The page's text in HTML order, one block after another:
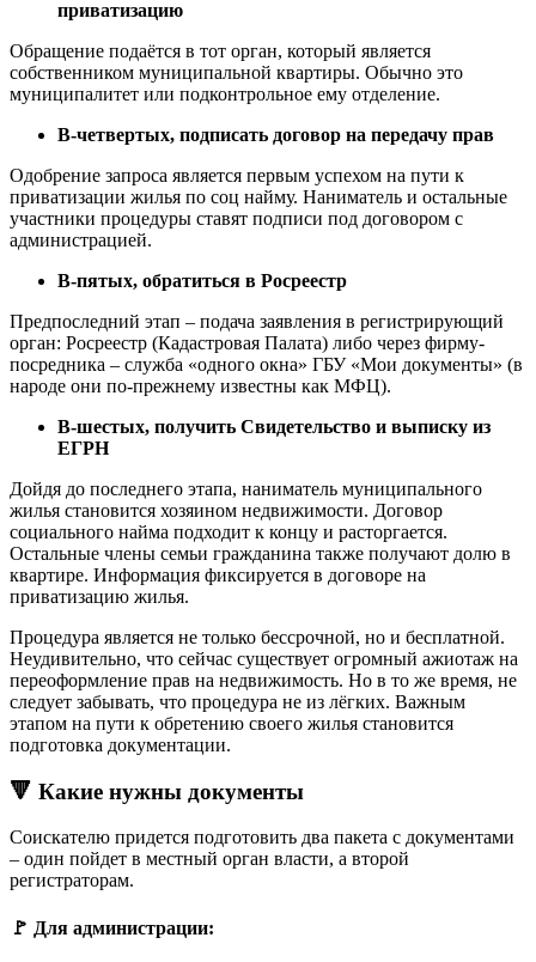
приватизацию
Обращение подаётся в тот орган, который является
собственником муниципальной квартиры. Обычно это
муниципалитет или подконтрольное ему отделение.
В-четвертых, подписать договор на передачу прав
Одобрение запроса является первым успехом на пути к
приватизации жилья по соц найму. Наниматель и остальные
участники процедуры ставят подписи под договором с
администрацией.
В-пятых, обратиться в Росреестр
Предпоследний этап – подача заявления в регистрирующий
орган: Росреестр (Кадастровая Палата) либо через фирму-
посредника – служба «одного окна» ГБУ «Мои документы» (в
народе они по-прежнему известны как МФЦ).
В-шестых, получить Свидетельство и выписку из
ЕГРН
Дойдя до последнего этапа, наниматель муниципального
жилья становится хозяином недвижимости. Договор
социального найма подходит к концу и расторгается.
Остальные члены семьи гражданина также получают долю в
квартире. Информация фиксируется в договоре на
приватизацию жилья.
Процедура является не только бессрочной, но и бесплатной.
Неудивительно, что сейчас существует огромный ажиотаж на
переоформление прав на недвижимость. Но в то же время, не
следует забывать, что процедура не из лёгких. Важным
этапом на пути к обретению своего жилья становится
подготовка документации.
🔻 Какие нужны документы
Соискателю придется подготовить два пакета с документами
– один пойдет в местный орган власти, а второй
регистраторам.
🚩 Для администрации: